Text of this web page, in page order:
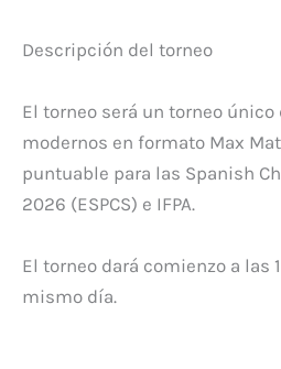
Descripción del torneo
El torneo será un torneo
modernos en formato Max
puntuable para las Spanish
2026 (ESPCS) e IFPA.
El torneo dará comienzo a las
mismo día.